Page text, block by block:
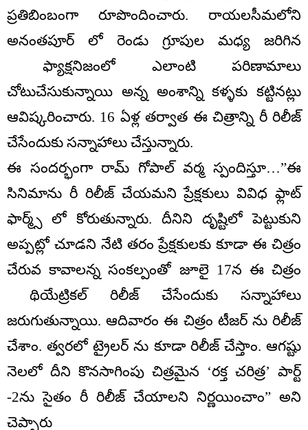
ప్రతిబింబంగా రూపొందించారు. రాయలసీమలోని
అనంతపూర్ లో రెండు గ్రూపుల మధ్య జరిగిన
ఫ్యాక్షనిజంలో ఎలాంటి పరిణామాలు
చోటుచేసుకున్నాయి అన్న అంశాన్ని కళ్ళకు కట్టినట్లు
ఆవిష్కరించారు. 16 ఏళ్ల తర్వాత ఈ చిత్రాన్ని రీ రిలీజ్
చేసేందుకు సన్నాహాలు చేస్తున్నారు.
ఈ సందర్భంగా రామ్ గోపాల్ వర్మ స్పందిస్తూ…”ఈ
సినిమాను రీ రిలీజ్ చేయమని ప్రేక్షకులు వివిధ ఫ్లాట్
ఫార్మ్స్ లో కోరుతున్నారు. దీనిని దృష్టిలో పెట్టుకుని
అప్పట్లో చూడని నేటి తరం ప్రేక్షకులకు కూడా ఈ చిత్రం
చేరువ కావాలన్న సంకల్పంతో జూలై 17న ఈ చిత్రం
థియేట్రికల్ రిలీజ్ చేసేందుకు సన్నాహాలు
జరుగుతున్నాయి. ఆదివారం ఈ చిత్రం టీజర్ ను రిలీజ్
చేశాం. త్వరలో ట్రైలర్ ను కూడా రిలీజ్ చేస్తాం. ఆగష్టు
నెలలో దీని కొనసాగింపు చిత్రమైన ‘రక్త చరిత్ర’ పార్ట్
-2ను సైతం రీ రిలీజ్ చేయాలని నిర్ణయించాం” అని
చెప్పారు